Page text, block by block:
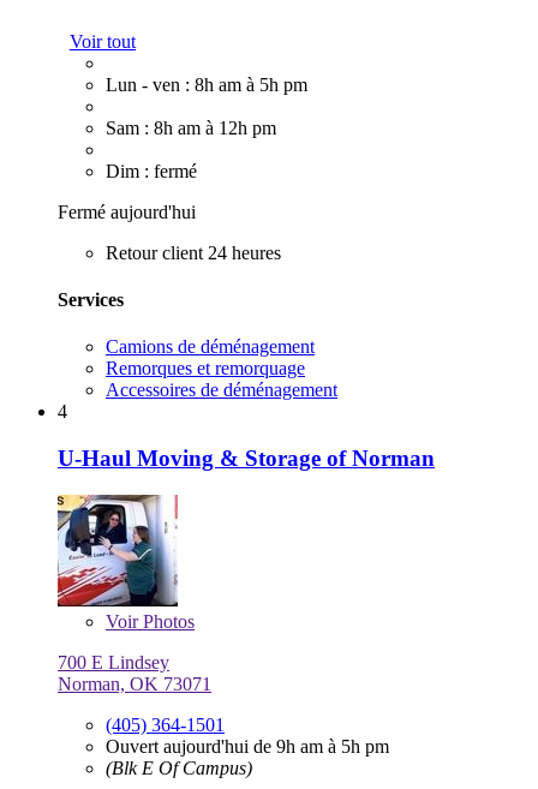
Voir tout
Lun - ven : 8h am à 5h pm
Sam : 8h am à 12h pm
Dim : fermé
Fermé aujourd'hui
Retour client 24 heures
Services
Camions de déménagement
Remorques et remorquage
Accessoires de déménagement
4
U-Haul Moving & Storage of Norman
VoirPhotos
700 E Lindsey
Norman, OK 73071
(405) 364-1501
Ouvert aujourd'hui de 9h am à 5h pm
(Blk E Of Campus)